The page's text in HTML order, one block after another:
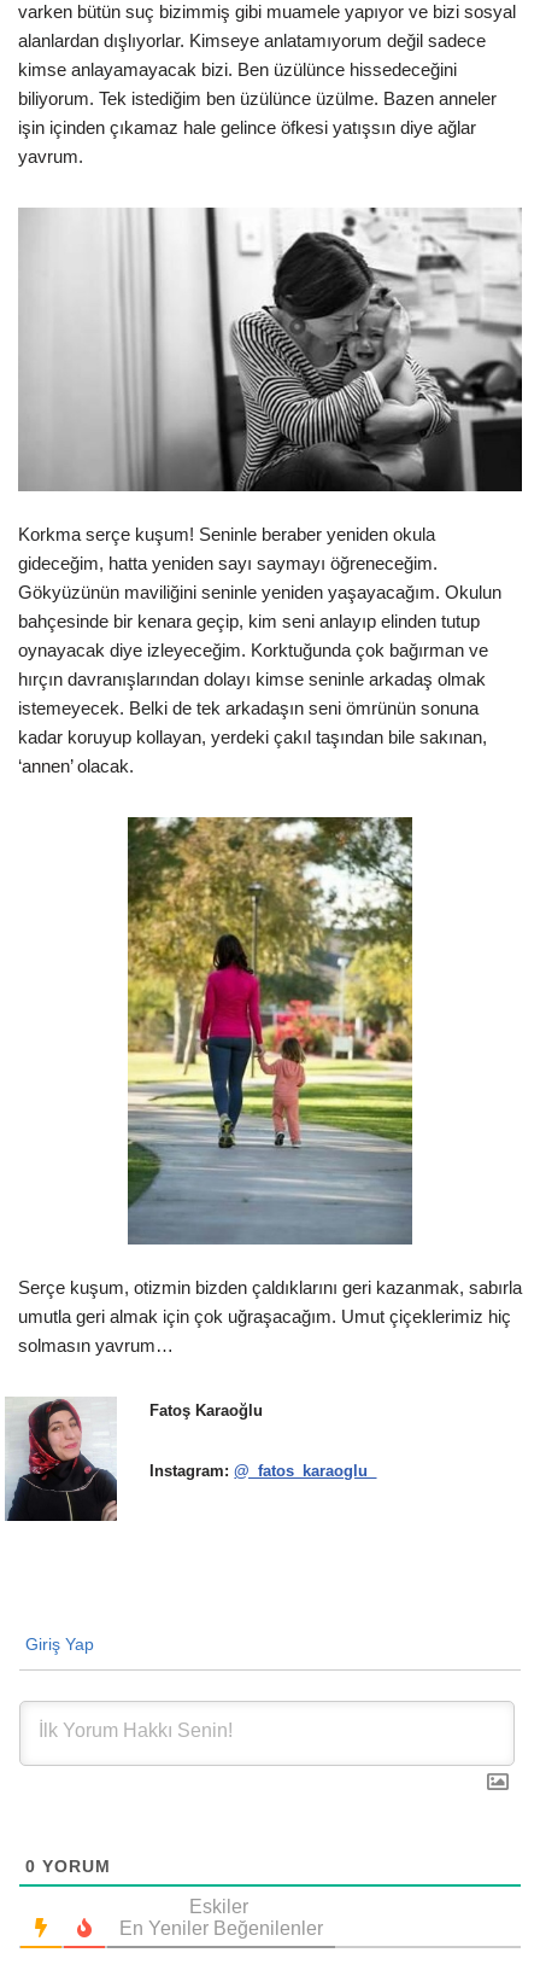
varken bütün suç bizimmiş gibi muamele yapıyor ve bizi sosyal
alanlardan dışlıyorlar. Kimseye anlatamıyorum değil sadece
kimse anlayamayacak bizi. Ben üzülünce hissedeceğini
biliyorum. Tek istediğim ben üzülünce üzülme. Bazen anneler
işin içinden çıkamaz hale gelince öfkesi yatışsın diye ağlar
yavrum.
Korkma serçe kuşum! Seninle beraber yeniden okula
gideceğim, hatta yeniden sayı saymayı öğreneceğim.
Gökyüzünün maviliğini seninle yeniden yaşayacağım. Okulun
bahçesinde bir kenara geçip, kim seni anlayıp elinden tutup
oynayacak diye izleyeceğim. Korktuğunda çok bağırman ve
hırçın davranışlarından dolayı kimse seninle arkadaş olmak
istemeyecek. Belki de tek arkadaşın seni ömrünün sonuna
kadar koruyup kollayan, yerdeki çakıl taşından bile sakınan,
‘annen’ olacak.
Serçe kuşum, otizmin bizden çaldıklarını geri kazanmak, sabırla
umutla geri almak için çok uğraşacağım. Umut çiçeklerimiz hiç
solmasın yavrum…
Fatoş Karaoğlu
Instagram:@_fatos_karaoglu_
Giriş Yap
0 YORUM
Eskiler
En Yeniler Beğenilenler